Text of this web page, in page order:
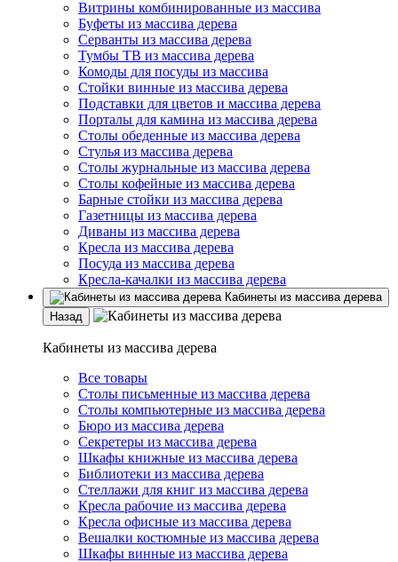
Витрины комбинированные из массива
Буфеты из массива дерева
Серванты из массива дерева
Тумбы ТВ из массива дерева
Комоды для посуды из массива
Стойки винные из массива дерева
Подставки для цветов и массива дерева
Порталы для камина из массива дерева
Столы обеденные из массива дерева
Стулья из массива дерева
Столы журнальные из массива дерева
Столы кофейные из массива дерева
Барные стойки из массива дерева
Газетницы из массива дерева
Диваны из массива дерева
Кресла из массива дерева
Посуда из массива дерева
Кресла-качалки из массива дерева
Кабинеты из массива дерева
Назад
Кабинеты из массива дерева
Все товары
Столы письменные из массива дерева
Столы компьютерные из массива дерева
Бюро из массива дерева
Секретеры из массива дерева
Шкафы книжные из массива дерева
Библиотеки из массива дерева
Стеллажи для книг из массива дерева
Кресла рабочие из массива дерева
Кресла офисные из массива дерева
Вешалки костюмные из массива дерева
Шкафы винные из массива дерева